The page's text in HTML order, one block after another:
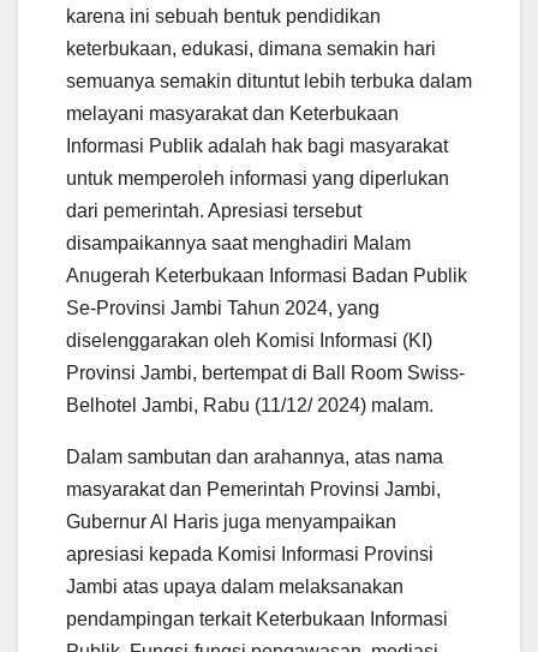
p
k
m
karena ini sebuah bentuk pendidikan
keterbukaan, edukasi, dimana semakin hari
semuanya semakin dituntut lebih terbuka dalam
melayani masyarakat dan Keterbukaan
Informasi Publik adalah hak bagi masyarakat
untuk memperoleh informasi yang diperlukan
dari pemerintah. Apresiasi tersebut
disampaikannya saat menghadiri Malam
Anugerah Keterbukaan Informasi Badan Publik
Se-Provinsi Jambi Tahun 2024, yang
diselenggarakan oleh Komisi Informasi (KI)
Provinsi Jambi, bertempat di Ball Room Swiss-
Belhotel Jambi, Rabu (11/12/ 2024) malam.
Dalam sambutan dan arahannya, atas nama
masyarakat dan Pemerintah Provinsi Jambi,
Gubernur Al Haris juga menyampaikan
apresiasi kepada Komisi Informasi Provinsi
Jambi atas upaya dalam melaksanakan
pendampingan terkait Keterbukaan Informasi